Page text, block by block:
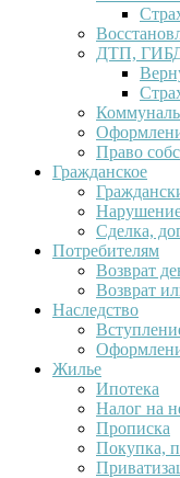
ДТП,
Право
Гражданское
Сделка,
Потребителям
Возврат
Возврат
Наследство
Жилье
Ипотека
Налог на
Прописка
Покупка,